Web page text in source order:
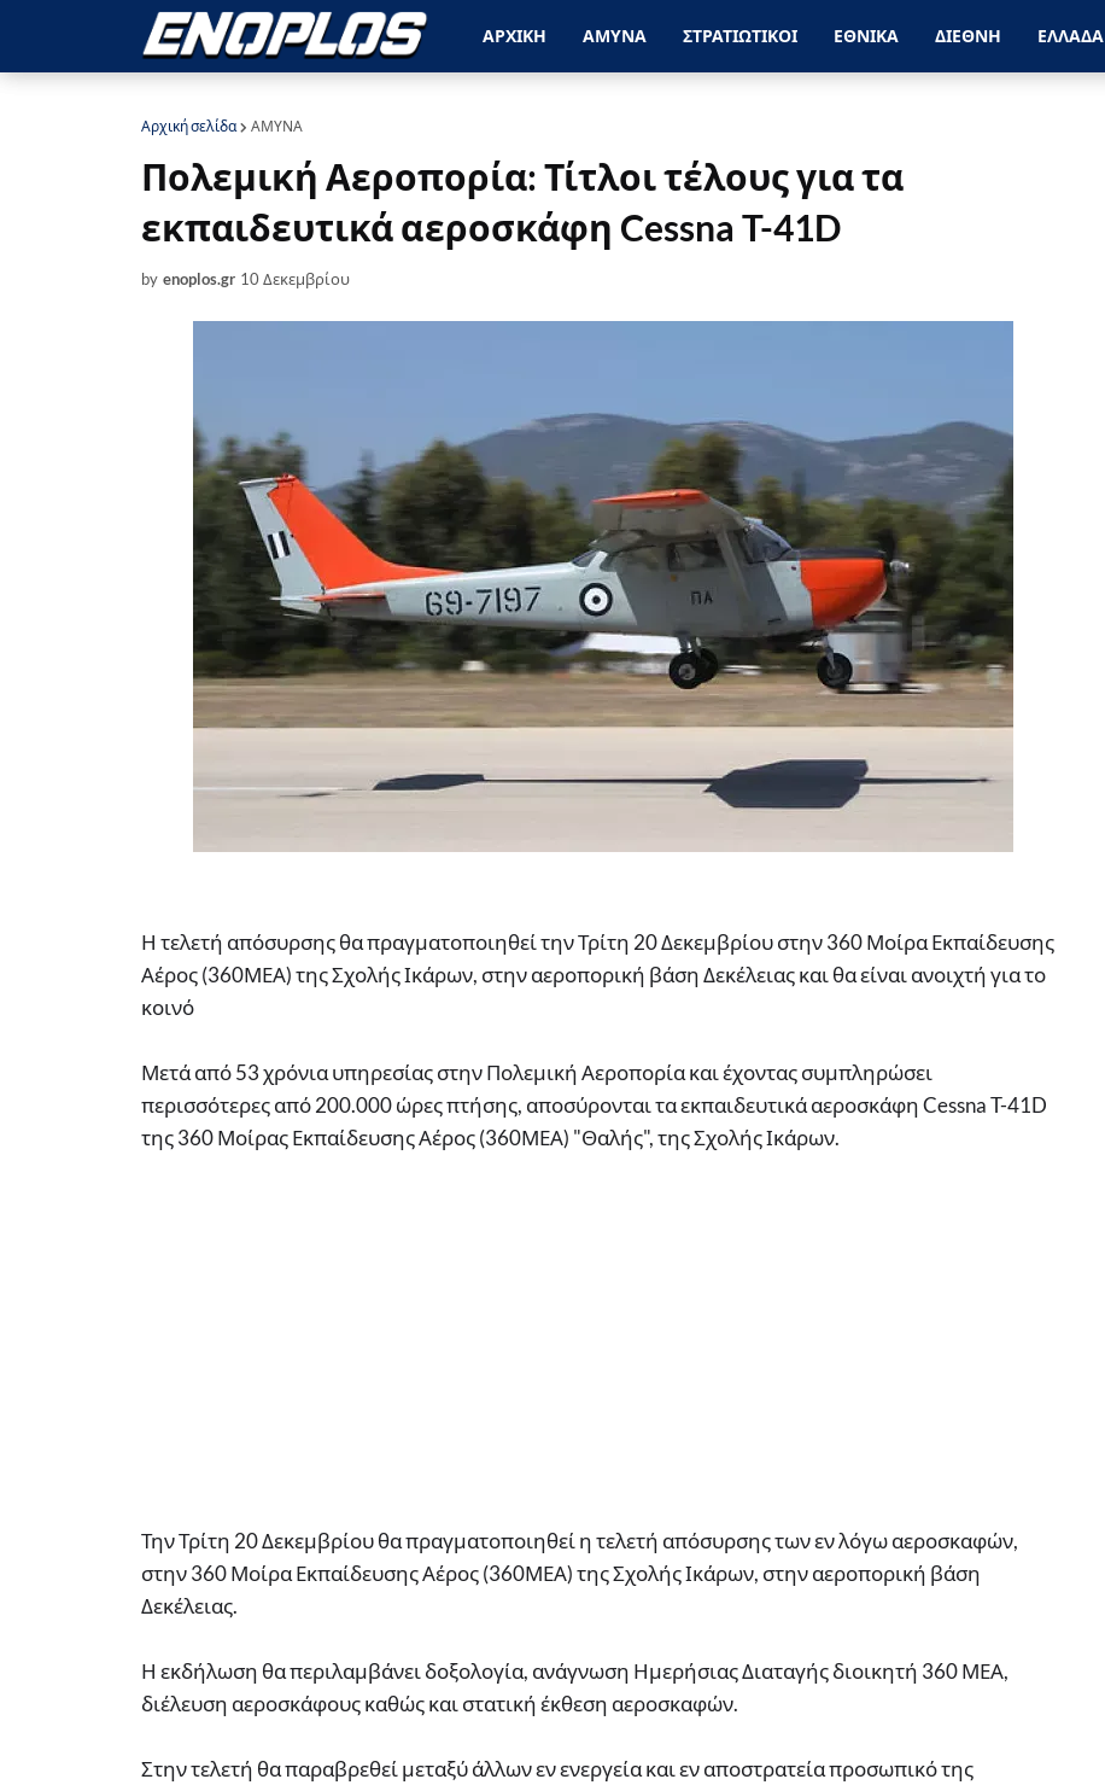
ΑΡΧΙΚΗ ΑΜΥΝΑ ΣΤΡΑΤΙΩΤΙΚΟΙ ΕΘΝΙΚΑ ΔΙΕΘΝΗ ΕΛΛΑΔΑ
Αρχική σελίδα ΑΜΥΝΑ
Πολεμική Αεροπορία: Τίτλοι τέλους για τα
εκπαιδευτικά αεροσκάφη Cessna T-41D
by enoplos.gr 10 Δεκεμβρίου
Η τελετή απόσυρσης θα πραγματοποιηθεί την Τρίτη 20 Δεκεμβρίου στην 360 Μοίρα Εκπαίδευσης
Αέρος (360ΜΕΑ) της Σχολής Ικάρων, στην αεροπορική βάση Δεκέλειας και θα είναι ανοιχτή για το
κοινό
Μετά από 53 χρόνια υπηρεσίας στην Πολεμική Αεροπορία και έχοντας συμπληρώσει
περισσότερες από 200.000 ώρες πτήσης, αποσύρονται τα εκπαιδευτικά αεροσκάφη Cessna T-41D
της 360 Μοίρας Εκπαίδευσης Αέρος (360ΜΕΑ) "Θαλής", της Σχολής Ικάρων.
Την Τρίτη 20 Δεκεμβρίου θα πραγματοποιηθεί η τελετή απόσυρσης των εν λόγω αεροσκαφών,
στην 360 Μοίρα Εκπαίδευσης Αέρος (360ΜΕΑ) της Σχολής Ικάρων, στην αεροπορική βάση
Δεκέλειας.
Η εκδήλωση θα περιλαμβάνει δοξολογία, ανάγνωση Ημερήσιας Διαταγής διοικητή 360 ΜΕΑ,
διέλευση αεροσκάφους καθώς και στατική έκθεση αεροσκαφών.
Στην τελετή θα παραβρεθεί μεταξύ άλλων εν ενεργεία και εν αποστρατεία προσωπικό της